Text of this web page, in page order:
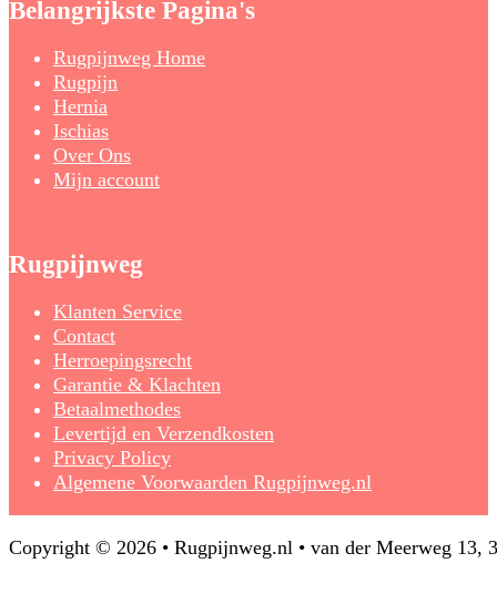
Belangrijkste Pagina's
Rugpijnweg Home
Rugpijn
Hernia
Ischias
Over Ons
Mijn account
Rugpijnweg
Klanten Service
Contact
Herroepingsrecht
Garantie & Klachten
Betaalmethodes
Levertijd en Verzendkosten
Privacy Policy
Algemene Voorwaarden Rugpijnweg.nl
Copyright © 2026 • Rugpijnweg.nl • van der Meerweg